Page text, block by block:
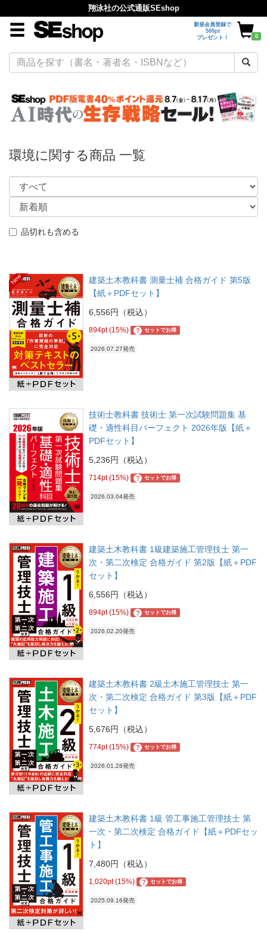
翔泳社の公式通販SEshop
新規会員登録で
500pt
プレゼント！
0
環境に関する商品 一覧
品切れも含める
New
建築土木教科書 測量士補 合格ガイド 第5版
【紙＋PDFセット】
6,556円（税込）
894pt (15%) ? セットでお得
2026.07.27発売
技術士教科書 技術士 第一次試験問題集 基
礎・適性科目パーフェクト 2026年版【紙＋
PDFセット】
5,236円（税込）
714pt (15%) ? セットでお得
2026.03.04発売
建築土木教科書 1級建築施工管理技士 第一
次・第二次検定 合格ガイド 第2版【紙＋PDF
セット】
6,556円（税込）
894pt (15%) ? セットでお得
2026.02.20発売
建築土木教科書 2級土木施工管理技士 第一
次・第二次検定 合格ガイド 第3版【紙＋PDF
セット】
5,676円（税込）
774pt (15%) ? セットでお得
2026.01.28発売
建築土木教科書 1級 管工事施工管理技士 第
一次・第二次検定 合格ガイド【紙＋PDFセッ
ト】
7,480円（税込）
1,020pt (15%) ? セットでお得
2025.09.16発売